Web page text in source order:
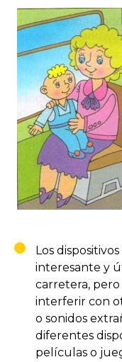
Los
interesante y
carretera,
interferir con
o sonidos
diferentes
películas o